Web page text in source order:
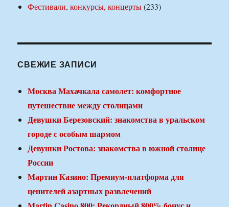
Фестивали, конкурсы, концерты(233)
СВЕЖИЕ ЗАПИСИ
Москва Махачкала самолет: комфортное
путешествие между столицами
Девушки Березовский: знакомства в уральском
городе с особым шармом
Девушки Ростова: знакомства в южной столице
России
Мартин Казино: Премиум-платформа для
ценителей азартных развлечений